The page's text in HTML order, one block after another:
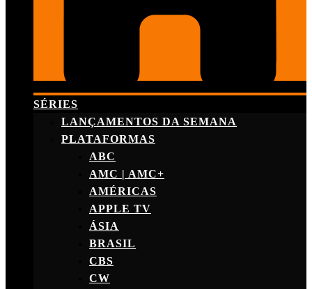
SÉRIES
LANÇAMENTOS DA SEMANA
PLATAFORMAS
ABC
AMC | AMC+
AMÉRICAS
APPLE TV
ÁSIA
BRASIL
CBS
CW